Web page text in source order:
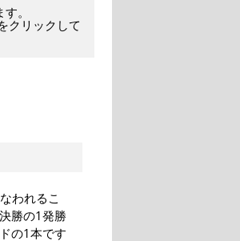
。
クリックして
われるこ
勝の1発勝
の1本です